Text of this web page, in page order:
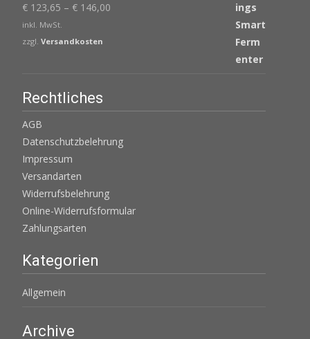
€ 123,65 – € 146,00
inkl. MwSt.
zzgl. Versandkosten
Rechtliches
AGB
Datenschutzbelehrung
Impressum
Versandarten
Widerrufsbelehrung
Online-Widerrufsformular
Zahlungsarten
Kategorien
Allgemein
Archive